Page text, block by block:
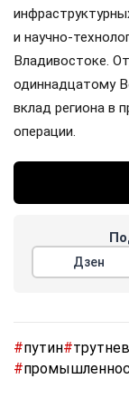
и научно-
Владивостоке.
одиннадцатому
вклад региона в
операции.
Дзен
#путин#трутнев
#